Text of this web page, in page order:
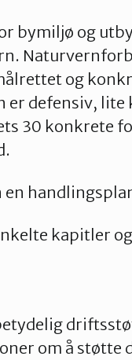
bymiljø og
og
er defensiv,
30 konkrete
kapitler
om å